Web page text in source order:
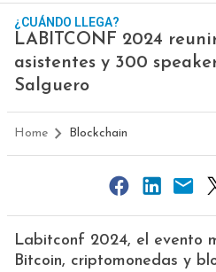
¿CUÁNDO LLEGA?
LABITCONF 2024
asistentes y 300
Salguero
Home Blockchain
Labitconf 2024, el evento
Bitcoin, criptomonedas y